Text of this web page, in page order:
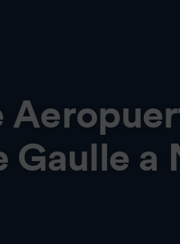
Gaulle a